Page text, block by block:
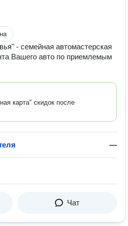
- семейная автомастерская
Вашего авто по приемлемым
карта" скидок после
—
Чат